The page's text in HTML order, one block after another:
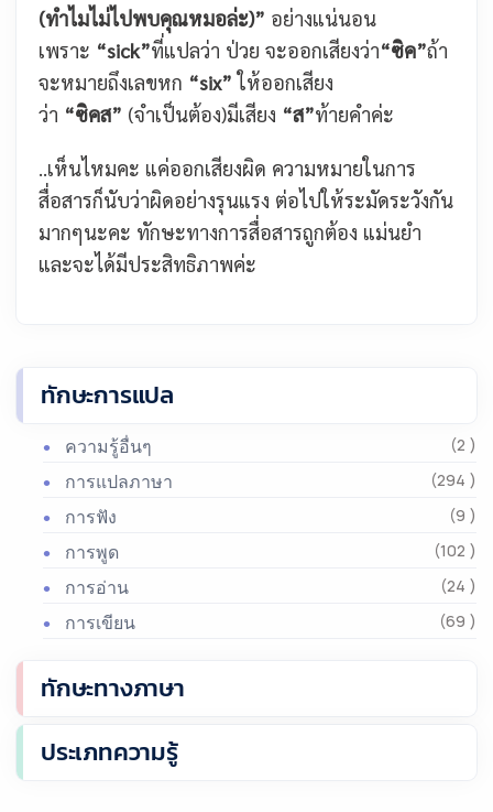
(ทำไมไม่ไปพบคุณหมอล่ะ)” อย่างแน่นอน
เพราะ “sick”ที่แปลว่า ป่วย จะออกเสียงว่า“ซิค”ถ้า
จะหมายถึงเลขหก “six”ให้ออกเสียง
ว่า “ซิคส” (จำเป็นต้อง)มีเสียง “ส”ท้ายคำค่ะ
..เห็นไหมคะ แค่ออกเสียงผิด ความหมายในการ
สื่อสารก็นับว่าผิดอย่างรุนแรง ต่อไปให้ระมัดระวังกัน
มากๆนะคะ ทักษะทางการสื่อสารถูกต้อง แม่นยำ
และจะได้มีประสิทธิภาพค่ะ
ทักษะการแปล
ความรู้อื่นๆ (2 )
การแปลภาษา (294 )
การฟัง (9 )
การพูด (102 )
การอ่าน (24 )
การเขียน (69 )
ทักษะทางภาษา
ประเภทความรู้